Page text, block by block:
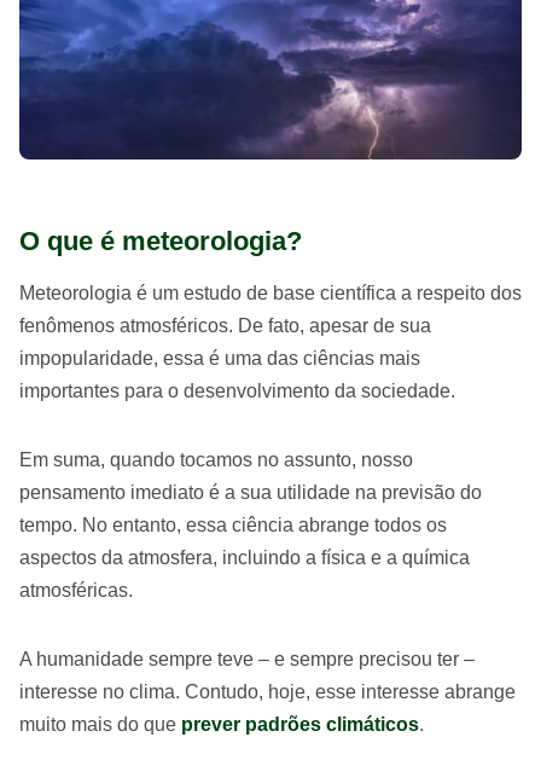
O que é meteorologia?
Meteorologia é um estudo de base científica a respeito dos
fenômenos atmosféricos. De fato, apesar de sua
impopularidade, essa é uma das ciências mais
importantes para o desenvolvimento da sociedade.
Em suma, quando tocamos no assunto, nosso
pensamento imediato é a sua utilidade na previsão do
tempo. No entanto, essa ciência abrange todos os
aspectos da atmosfera, incluindo a física e a química
atmosféricas.
A humanidade sempre teve – e sempre precisou ter –
interesse no clima. Contudo, hoje, esse interesse abrange
muito mais do que prever padrões climáticos.